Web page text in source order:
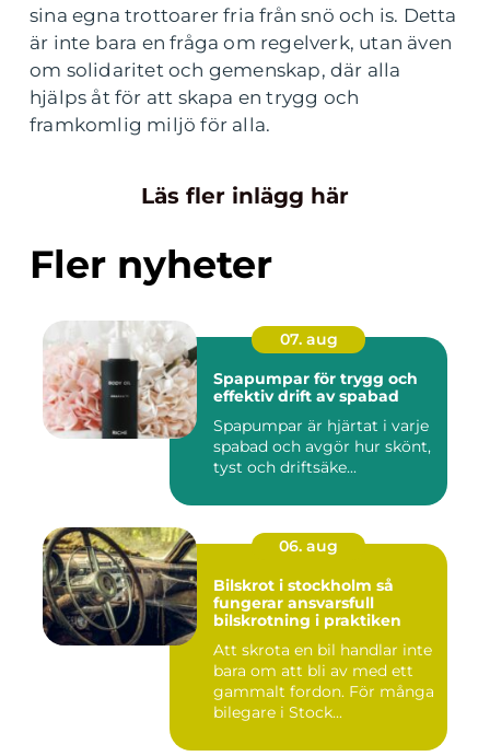
sina egna trottoarer fria från snö och is. Detta
är inte bara en fråga om regelverk, utan även
om solidaritet och gemenskap, där alla
hjälps åt för att skapa en trygg och
framkomlig miljö för alla.
Läs fler inlägg här
Fler nyheter
07. aug
Spapumpar för trygg och
effektiv drift av spabad
Spapumpar är hjärtat i varje
spabad och avgör hur skönt,
tyst och driftsäke...
06. aug
Bilskrot i stockholm så
fungerar ansvarsfull
bilskrotning i praktiken
Att skrota en bil handlar inte
bara om att bli av med ett
gammalt fordon. För många
bilegare i Stock...